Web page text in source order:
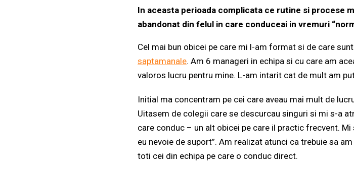
In aceasta perioada complicata ce rutine si procese
abandonat din felul in care conduceai in vremuri
Cel mai bun obicei pe care mi l-am format si de care
saptamanale. Am 6 manageri in echipa si cu care am
valoros lucru pentru mine. L-am intarit cat de mult am
Initial ma concentram pe cei care aveau mai mult de
Uitasem de colegii care se descurcau singuri si mi s-a
care conduc – un alt obicei pe care il practic frecvent. Mi
eu nevoie de suport”. Am realizat atunci ca trebuie sa
toti cei din echipa pe care o conduc direct.